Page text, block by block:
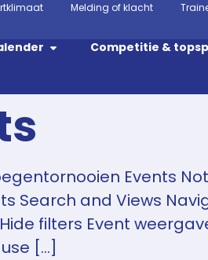
Melding of klacht
Competitie &
Events
Search and Views
filters Event
[…]